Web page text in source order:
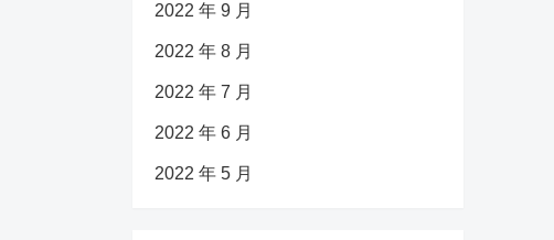
2022 年 9 月
2022 年 8 月
2022 年 7 月
2022 年 6 月
2022 年 5 月